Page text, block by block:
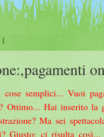
semplici... Vuoi
Ottimo... Hai inserito la
Ma sei
Giusto: ci risulta